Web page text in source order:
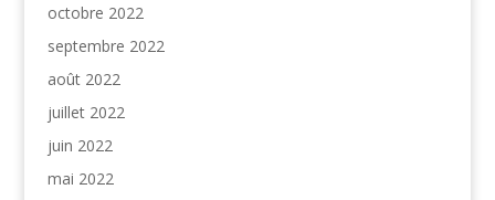
octobre 2022
septembre 2022
août 2022
juillet 2022
juin 2022
mai 2022